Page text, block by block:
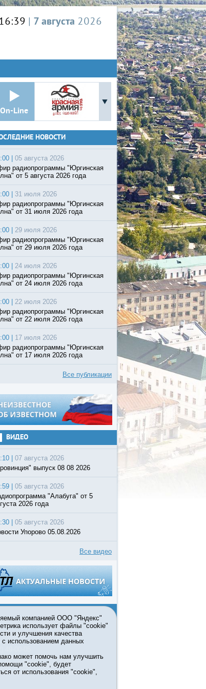
16:39 | 7 августа 2026
On-Line
НОВОСТИ
|
05 августа 2026
радиопрограммы "Юргинская
от 5 августа 2026 года
|
31 июля 2026
радиопрограммы "Юргинская
от 31 июля 2026 года
|
29 июля 2026
радиопрограммы "Юргинская
от 29 июля 2026 года
|
24 июля 2026
радиопрограммы "Юргинская
от 24 июля 2026 года
|
22 июля 2026
радиопрограммы "Юргинская
от 22 июля 2026 года
|
17 июля 2026
радиопрограммы "Юргинская
от 17 июля 2026 года
Все публикации
ВИДЕО
|
07 августа 2026
выпуск 08 08 2026
|
05 августа 2026
"Алабуга" от 5
2026 года
|
05 августа 2026
Упорово 05.08.2026
Все видео
ссылка
Тюменской
13.10.2016 выдано
технологий и массовых
компанией ООО "Яндекс"
использует файлы "cookie"
и улучшения качества
использованием данных
может помочь нам улучшить
"cookie", будет
от использования "cookie",